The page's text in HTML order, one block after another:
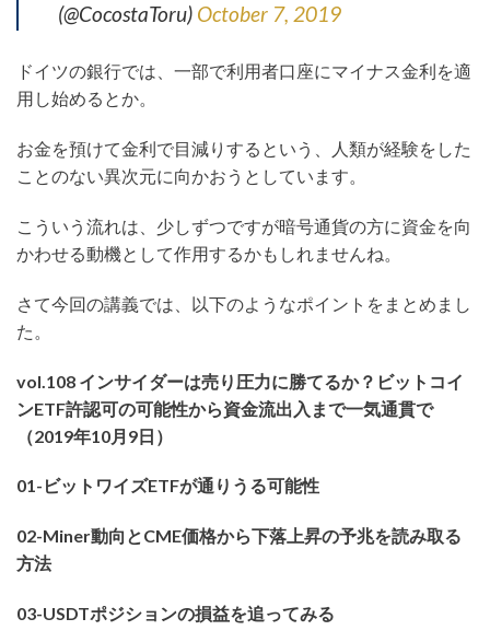
(@CocostaToru) October 7, 2019
ドイツの銀行では、一部で利用者口座にマイナス金利を適
用し始めるとか。
お金を預けて金利で目減りするという、人類が経験をした
ことのない異次元に向かおうとしています。
こういう流れは、少しずつですが暗号通貨の方に資金を向
かわせる動機として作用するかもしれませんね。
さて今回の講義では、以下のようなポイントをまとめまし
た。
vol.108 インサイダーは売り圧力に勝てるか？ビットコイ
ンETF許認可の可能性から資金流出入まで一気通貫で
（2019年10月9日）​
01-ビットワイズETFが通りうる可能性
02-Miner動向とCME価格から下落上昇の予兆を読み取る
方法
03-USDTポジションの損益を追ってみる